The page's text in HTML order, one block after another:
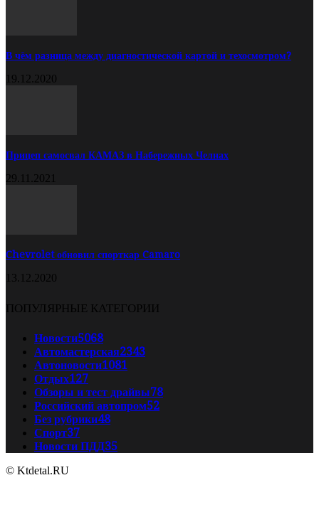
В чём разница между диагностической картой и техосмотром?
19.12.2020
Прицеп самосвал КАМАЗ в Набережных Челнах
29.11.2021
Chevrolet обновил спорткар Camaro
13.12.2020
ПОПУЛЯРНЫЕ КАТЕГОРИИ
Новости5068
Автомастерская2343
Автоновости1081
Отдых127
Обзоры и тест драйвы78
Российский автопром52
Без рубрики48
Спорт37
Новости ПДД35
© Ktdetal.RU